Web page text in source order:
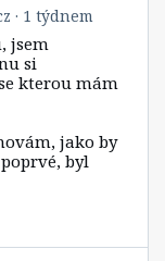
1 týdnem
jsem
si
kterou mám
jako by
byl